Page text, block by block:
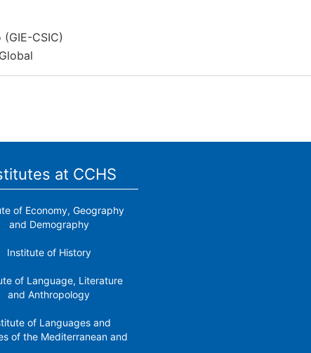
CSIC)
at CCHS
of Economy, Geography
and Demography
Institute of History
of Language, Literature
and Anthropology
of Languages ​​and
of the Mediterranean and